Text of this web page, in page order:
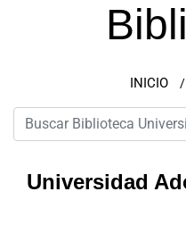
INICIO /
Universidad